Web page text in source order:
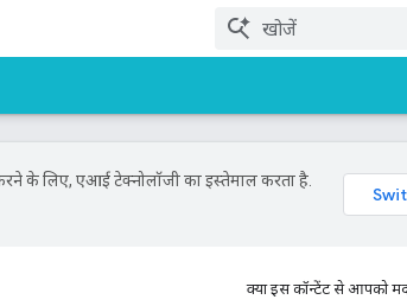
के लिए, एआई टेक्नोलॉजी का इस्तेमाल करता है.
क्या इस कॉन्टेंट से आपको